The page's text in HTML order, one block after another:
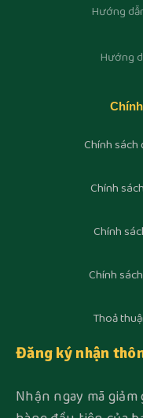
Hướng
Hướng
Chính sách
Chính
Chính
Chính
Thoả
Đăng ký nhận
Nhận ngay mã